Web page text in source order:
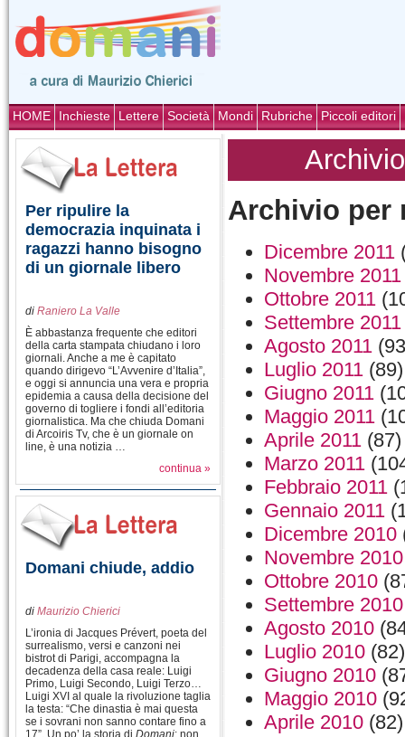
HOME Inchieste Lettere Società Mondi Rubriche Piccoli editori
Per ripulire la
democrazia inquinata i
ragazzi hanno bisogno
di un giornale libero
di Raniero La Valle
È abbastanza frequente che editori
della carta stampata chiudano i loro
giornali. Anche a me è capitato
quando dirigevo “L’Avvenire d’Italia”,
e oggi si annuncia una vera e propria
epidemia a causa della decisione del
governo di togliere i fondi all’editoria
giornalistica. Ma che chiuda Domani
di Arcoiris Tv, che è un giornale on
line, è una notizia …
continua »
Domani chiude, addio
di Maurizio Chierici
L’ironia di Jacques Prévert, poeta del
surrealismo, versi e canzoni nei
bistrot di Parigi, accompagna la
decadenza della casa reale: Luigi
Primo, Luigi Secondo, Luigi Terzo…
Luigi XVI al quale la rivoluzione taglia
la testa: “Che dinastia è mai questa
se i sovrani non sanno contare fino a
17”. Un po’ la storia di Domani: non
Archivio
Archivio per
Dicembre 2011
Novembre 2011
Ottobre 2011
Settembre 2011
Agosto 2011
Luglio 2011 (89)
Giugno 2011
Maggio 2011
Aprile 2011 (87)
Marzo 2011
Febbraio 2011
Gennaio 2011
Dicembre 2010
Novembre 2010
Ottobre 2010
Settembre 2010
Agosto 2010
Luglio 2010 (82)
Giugno 2010
Maggio 2010
Aprile 2010 (82)